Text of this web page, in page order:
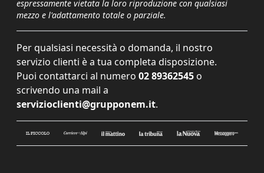
espressamente vietata la loro riproduzione con qualsiasi
mezzo e l'adattamento totale o parziale.
Per qualsiasi necessità o domanda, il nostro
servizio clienti è a tua completa disposizione.
Puoi contattarci al numero 02 89362545 o
scrivendo una mail a
servizioclienti@grupponem.it.